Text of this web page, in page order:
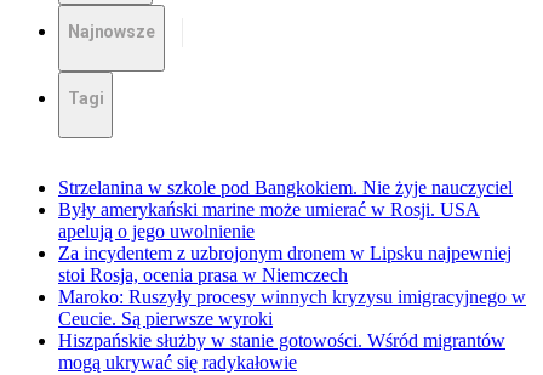
Najnowsze
Tagi
Strzelanina w szkole pod Bangkokiem. Nie żyje nauczyciel
Były amerykański marine może umierać w Rosji. USA
apelują o jego uwolnienie
Za incydentem z uzbrojonym dronem w Lipsku najpewniej
stoi Rosja, ocenia prasa w Niemczech
Maroko: Ruszyły procesy winnych kryzysu imigracyjnego w
Ceucie. Są pierwsze wyroki
Hiszpańskie służby w stanie gotowości. Wśród migrantów
mogą ukrywać się radykałowie